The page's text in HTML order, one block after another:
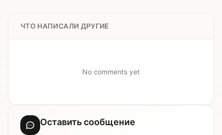
ЧТО НАПИСАЛИ ДРУГИЕ
No comments yet
Оставить сообщение